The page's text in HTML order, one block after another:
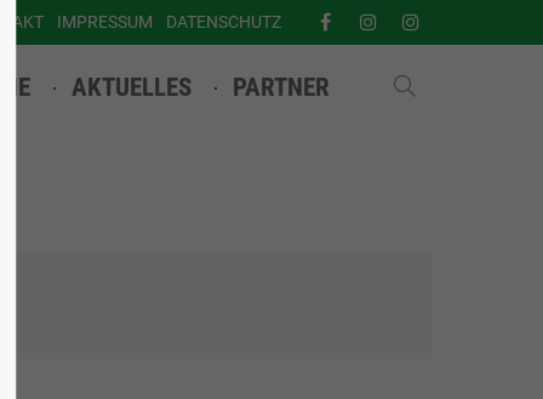
IMPRESSUM DATENSCHUTZ
AKTUELLES PARTNER